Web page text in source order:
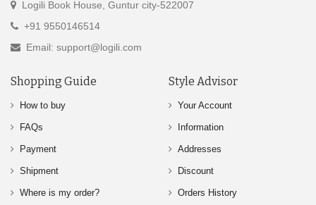
Logili Book House, Guntur city-522007
+91 9550146514
Email: support@logili.com
Shopping Guide
How to buy
FAQs
Payment
Shipment
Where is my order?
Style Advisor
Your Account
Information
Addresses
Discount
Orders History